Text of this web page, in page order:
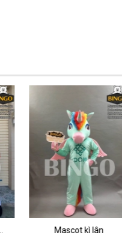
Mascot kì lân